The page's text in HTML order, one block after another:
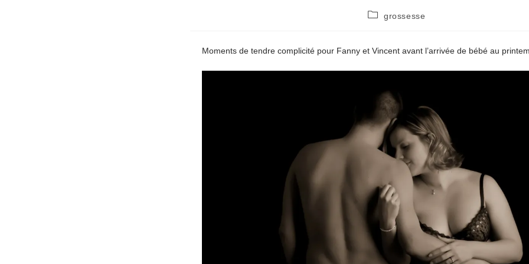
Postgrossesse
Moments de tendre complicité pour Fanny et Vincent avant l’arrivée de bébé au